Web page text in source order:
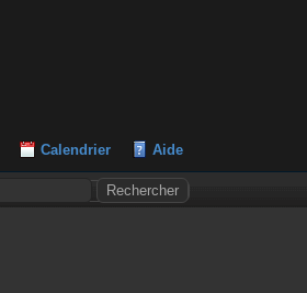
Calendrier Aide